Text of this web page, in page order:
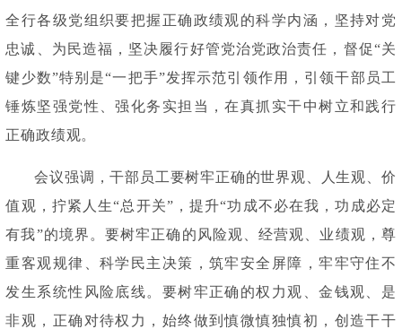
全行各级党组织要把握正确政绩观的科学内涵，坚持对党
忠诚、为民造福，坚决履行好管党治党政治责任，督促“关
键少数”特别是“一把手”发挥示范引领作用，引领干部员工
锤炼坚强党性、强化务实担当，在真抓实干中树立和践行
正确政绩观。
会议强调，干部员工要树牢正确的世界观、人生观、价
值观，拧紧人生“总开关”，提升“功成不必在我，功成必定
有我”的境界。要树牢正确的风险观、经营观、业绩观，尊
重客观规律、科学民主决策，筑牢安全屏障，牢牢守住不
发生系统性风险底线。要树牢正确的权力观、金钱观、是
非观，正确对待权力，始终做到慎微慎独慎初，创造干干